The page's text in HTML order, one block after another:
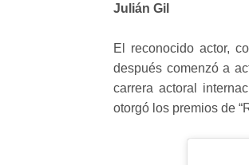
Julián Gil
El reconocido actor,
después comenzó a
carrera actoral
otorgó los premios de